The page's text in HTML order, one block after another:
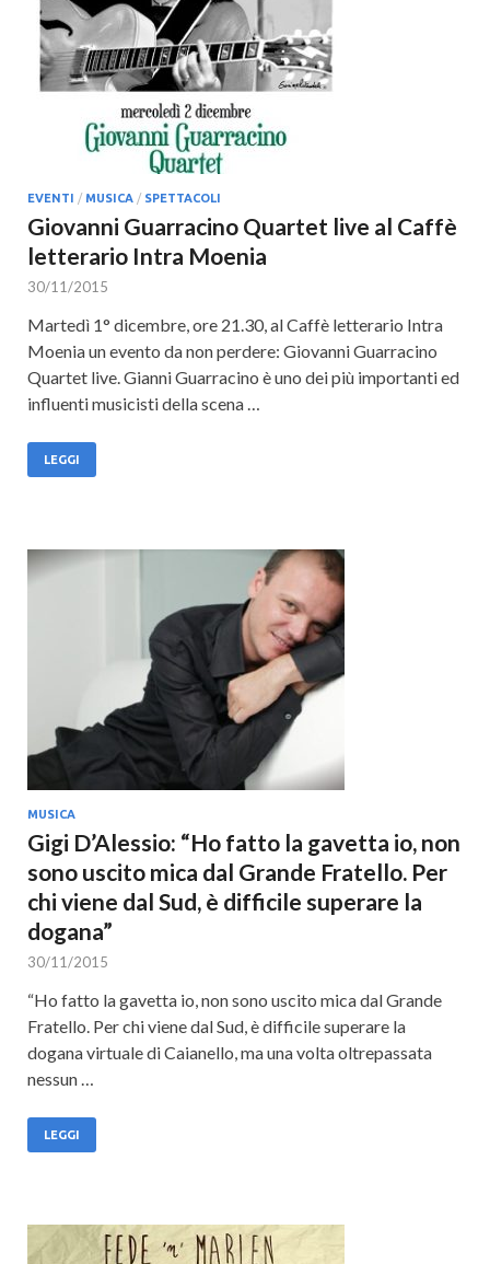
Cultura
EVENTI / MUSICA / SPETTACOLI
Giovanni Guarracino Quartet live al Caffè
letterario Intra Moenia
30/11/2015
Martedì 1° dicembre, ore 21.30, al Caffè letterario Intra
Moenia un evento da non perdere: Giovanni Guarracino
Quartet live. Gianni Guarracino è uno dei più importanti ed
influenti musicisti della scena …
LEGGI
MUSICA
Gigi D’Alessio: “Ho fatto la gavetta io, non
sono uscito mica dal Grande Fratello. Per
chi viene dal Sud, è difficile superare la
dogana”
30/11/2015
“Ho fatto la gavetta io, non sono uscito mica dal Grande
Fratello. Per chi viene dal Sud, è difficile superare la
dogana virtuale di Caianello, ma una volta oltrepassata
nessun …
LEGGI